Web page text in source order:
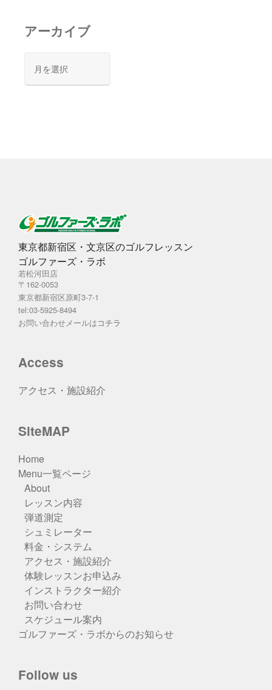
アーカイブ
カ
東京都新宿区・文京区のゴルフレッスン
ゴルファーズ・ラボ
若松河田店
〒162-0053
東京都新宿区原町3-7-1
tel:03-5925-8494
お問い合わせメールはコチラ
Access
アクセス・施設紹介
SiteMAP
Home
Menu一覧ページ
About
レッスン内容
弾道測定
シュミレーター
料金・システム
アクセス・施設紹介
体験レッスンお申込み
インストラクター紹介
お問い合わせ
スケジュール案内
ゴルファーズ・ラボからのお知らせ
Follow us